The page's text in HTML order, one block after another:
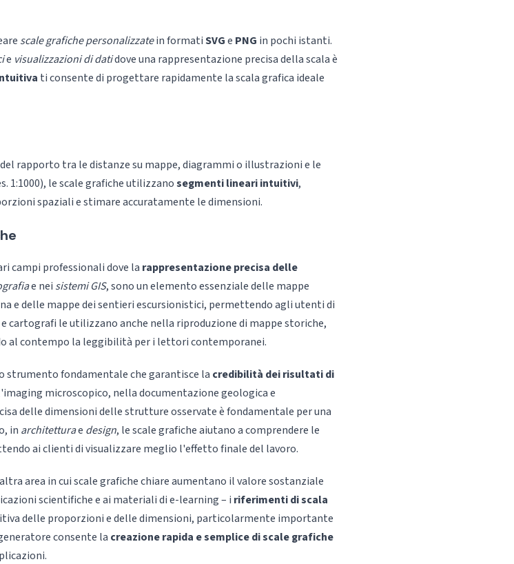
scale grafiche personalizzatein formatiSVGe PNG in pochi istanti.
e visualizzazioni di datidove una rappresentazione precisa della scala è
ti consente di progettare rapidamente la scala grafica ideale
rapporto tra le distanze su mappe, diagrammi o illustrazioni e le
1:1000), le scale grafiche utilizzanosegmenti lineari intuitivi,
spaziali e stimare accuratamente le dimensioni.
campi professionali dove la rappresentazione precisa delle
e nei sistemi GIS, sono un elemento essenziale delle mappe
e delle mappe dei sentieri escursionistici, permettendo agli utenti di
cartografi le utilizzano anche nella riproduzione di mappe storiche,
al contempo la leggibilità per i lettori contemporanei.
strumento fondamentale che garantisce la credibilità dei risultati di
microscopico, nella documentazione geologica e
delle dimensioni delle strutture osservate è fondamentale per una
in architetturae design, le scale grafiche aiutano a comprendere le
ai clienti di visualizzare meglio l'effetto finale del lavoro.
area in cui scale grafiche chiare aumentano il valore sostanziale
scientifiche e ai materiali di e-learning – i riferimenti di scala
delle proporzioni e delle dimensioni, particolarmente importante
consente la creazione rapida e semplice di scale grafiche